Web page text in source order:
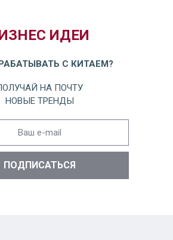
ИДЕИ
С КИТАЕМ?
НА ПОЧТУ
НОВЫЕ ТРЕНДЫ